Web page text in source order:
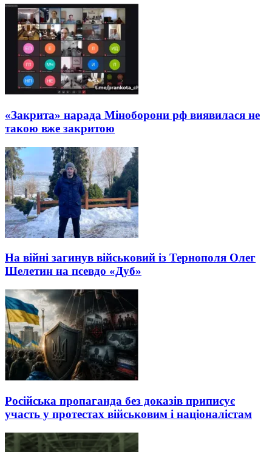
«Закрита» нарада Міноборони рф виявилася не
такою вже закритою
На війні загинув військовий із Тернополя Олег
Шелетин на псевдо «Дуб»
Російська пропаганда без доказів приписує
участь у протестах військовим і націоналістам